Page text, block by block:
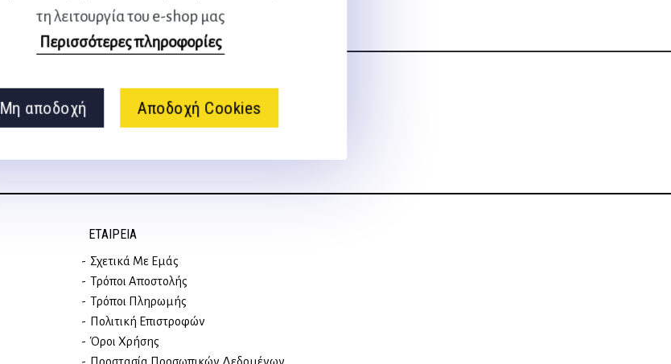
τη λειτουργία του e-shop μας
Περισσότερες πληροφορίες
Μη αποδοχή Αποδοχή Cookies
Ακολουθήστε μας
ΕΤΑΙΡΕΊΑ
Σχετικά Με Εμάς
Τρόποι Αποστολής
Τρόποι Πληρωμής
Πολιτική Επιστροφών
Όροι Χρήσης
Προστασία Προσωπικών Δεδομένων